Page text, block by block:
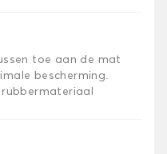
toe aan de mat
bescherming.